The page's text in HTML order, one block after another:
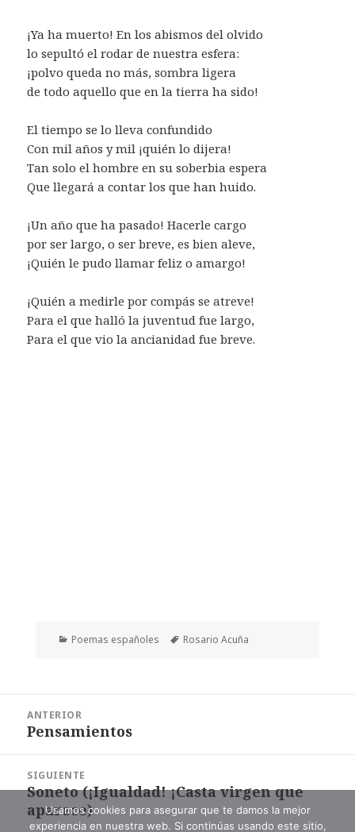
¡Ya ha muerto! En los abismos del olvido
lo sepultó el rodar de nuestra esfera:
¡polvo queda no más, sombra ligera
de todo aquello que en la tierra ha sido!
El tiempo se lo lleva confundido
Con mil años y mil ¡quién lo dijera!
Tan solo el hombre en su soberbia espera
Que llegará a contar los que han huido.
¡Un año que ha pasado! Hacerle cargo
por ser largo, o ser breve, es bien aleve,
¡Quién le pudo llamar feliz o amargo!
¡Quién a medirle por compás se atreve!
Para el que halló la juventud fue largo,
Para el que vio la ancianidad fue breve.
Categorías
Poemas españoles Etiquetas
Rosario Acuña
entradas
ANTERIOR
Entrada
Pensamientos
SIGUIENTE
Entrada
siguiente:
Soneto (¡Igualdad! ¡Casta virgen que
aparece)
Usamos cookies para asegurar que te damos la mejor
experiencia en nuestra web. Si continúas usando este sitio,